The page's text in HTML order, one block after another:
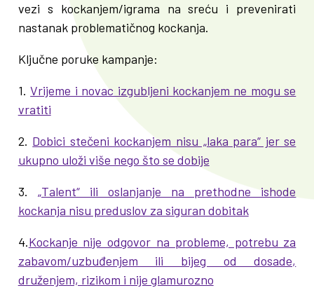
vezi s kockanjem/igrama na sreću i prevenirati
nastanak problematičnog kockanja.
Ključne poruke kampanje:
1.Vrijeme i novac izgubljeni kockanjem ne mogu se
vratiti
2. Dobici stečeni kockanjem nisu „laka para“ jer se
ukupno uloži više nego što se dobije
3. „Talent“ ili oslanjanje na prethodne ishode
kockanja nisu preduslov za siguran dobitak
4.Kockanje nije odgovor na probleme, potrebu za
zabavom/uzbuđenjem ili bijeg od dosade,
druženjem, rizikom i nije glamurozno